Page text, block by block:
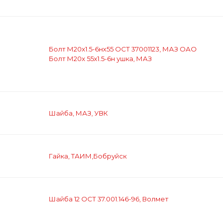
Болт М20х1.5-6нх55 ОСТ 37001123, МАЗ ОАО
Болт М20х 55х1.5-6н ушка, МАЗ
Шайба, МАЗ, УВК
Гайка, ТАИМ,Бобруйск
Шайба 12 ОСТ 37.001.146-96, Волмет